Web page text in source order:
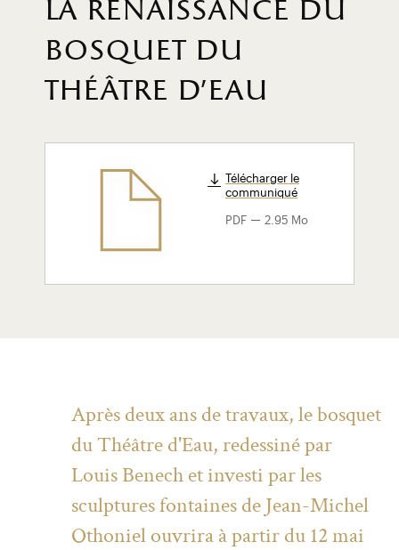
la renaissance du
bosquet du
théâtre d'eau
Télécharger le
communiqué
PDF 2.95 Mo
Après deux ans de travaux, le bosquet
du Théâtre d'Eau, redessiné par
Louis Benech et investi par les
sculptures fontaines de Jean-Michel
Othoniel ouvrira à partir du 12 mai